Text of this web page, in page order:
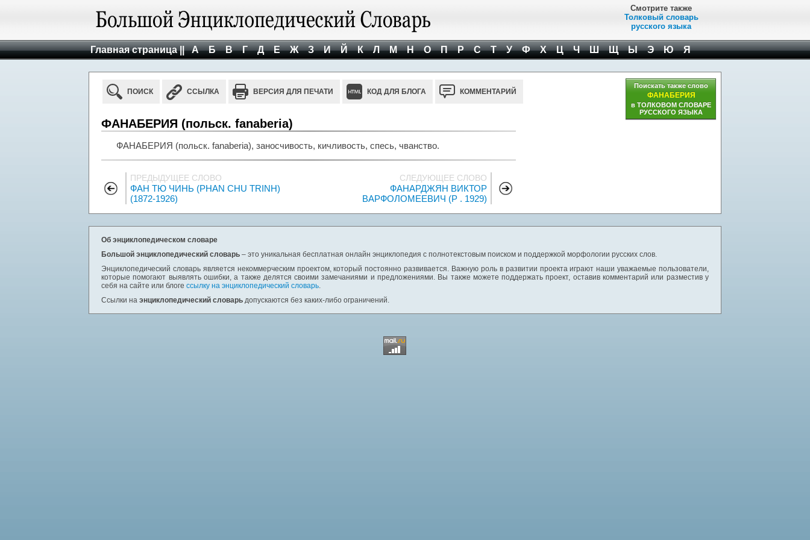
Смотрите также
Толковый словарь
русского языка
Главная страница || А Б В Г Д Е Ж З И Й К Л М Н О П Р С Т У Ф Х Ц Ч Ш Щ Ы Э Ю Я
ПОИСК ССЫЛКА ВЕРСИЯ ДЛЯ ПЕЧАТИ КОД ДЛЯ БЛОГА КОММЕНТАРИЙ
ФАНАБЕРИЯ (польск. fanaberia)
ФАНАБЕРИЯ (польск. fanaberia), заносчивость, кичливость, спесь, чванство.
ПРЕДЫДУЩЕЕ СЛОВО
ФАН ТЮ ЧИНЬ (PHAN CHU TRINH)
(1872-1926)
СЛЕДУЮЩЕЕ СЛОВО
ФАНАРДЖЯН ВИКТОР
ВАРФОЛОМЕЕВИЧ (Р . 1929)
Поискать также слово
ФАНАБЕРИЯ
в ТОЛКОВОМ СЛОВАРЕ
РУССКОГО ЯЗЫКА
Об энциклопедическом словаре
Большой энциклопедический словарь – это уникальная бесплатная онлайн энциклопедия с полнотекстовым поиском и поддержкой морфологии русских слов.
Энциклопедический словарь является некоммерческим проектом, который постоянно развивается. Важную роль в развитии проекта играют наши уважаемые пользователи,
которые помогают выявлять ошибки, а также делятся своими замечаниями и предложениями. Вы также можете поддержать проект, оставив комментарий или разместив у
себя на сайте или блоге ссылку на энциклопедический словарь.
Ссылки на энциклопедический словарь допускаются без каких-либо ограничений.